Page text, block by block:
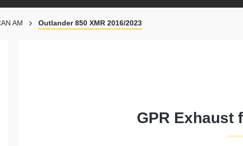
AM Outlander 850 XMR 2016/2023
GPR Exhaust